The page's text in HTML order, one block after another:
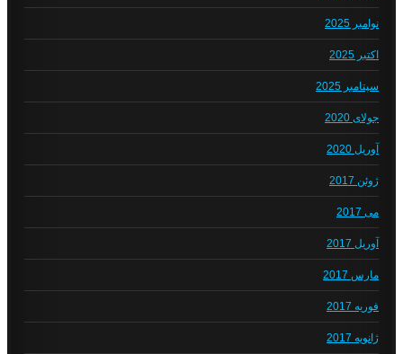
نوامبر 2025
اکتبر 2025
سپتامبر 2025
جولای 2020
آوریل 2020
ژوئن 2017
می 2017
آوریل 2017
مارس 2017
فوریه 2017
ژانویه 2017